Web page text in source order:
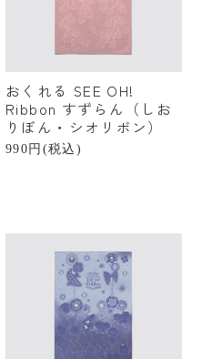
おくれる SEE OH!
Ribbon すずらん（しお
りぼん・シオリボン）
990円(税込)